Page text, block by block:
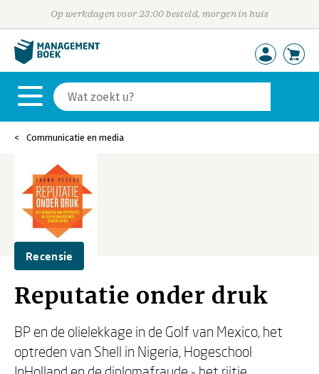
Op werkdagen voor 23:00 besteld, morgen in huis
Communicatie en media
Recensie
Reputatie onder druk
BP en de olielekkage in de Golf van Mexico, het
optreden van Shell in Nigeria, Hogeschool